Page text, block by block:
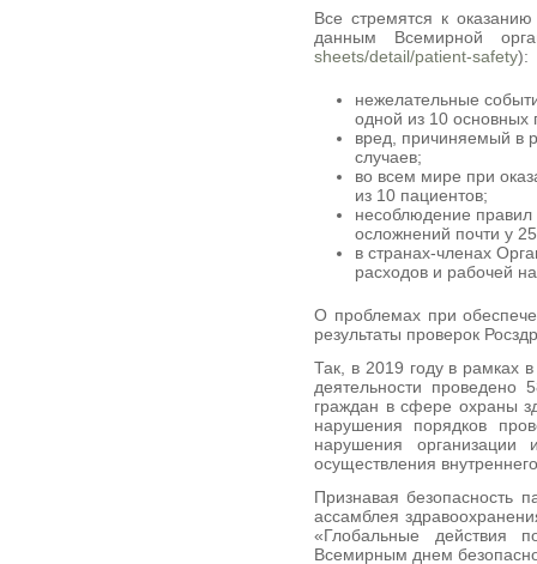
Все стремятся к
данным Всемирной
sheets/detail/patient-safety):
нежелательные
одной из 10 основных
вред, причиняемый в
случаев;
во всем мире при
из 10 пациентов;
несоблюдение правил
осложнений почти у
в странах-членах
расходов и рабочей
О проблемах при
результаты проверок
Так, в 2019 году в рамках
деятельности
граждан в сфере охраны
нарушения порядков
нарушения организации
осуществления
Признавая безопасность
ассамблея
«Глобальные действия
Всемирным днем